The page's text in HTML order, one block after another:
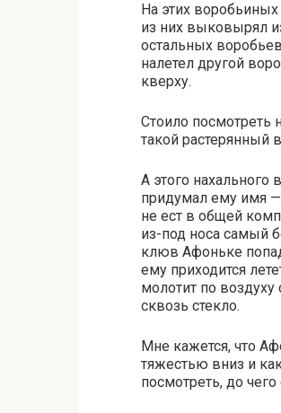
На этих
из них выковырял
остальных
налетел другой
кверху.
Стоило посмотреть
такой растерянный
А этого нахального
придумал ему имя
не ест в общей
из-под носа самый
клюв Афоньке
ему приходится
молотит по
сквозь стекло.
Мне кажется, что
тяжестью вниз и
посмотреть, до